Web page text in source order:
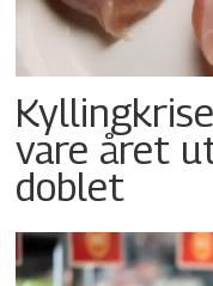
vare året
doblet